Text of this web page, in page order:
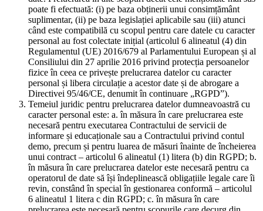
poate fi efectuată: (i) pe baza obținerii unui consimțământ
suplimentar, (ii) pe baza legislației aplicabile sau (iii) atunci
când este compatibilă cu scopul pentru care datele cu caracter
personal au fost colectate inițial (articolul 6 alineatul (4) din
Regulamentul (UE) 2016/679 al Parlamentului European și al
Consiliului din 27 aprilie 2016 privind protecția persoanelor
fizice în ceea ce privește prelucrarea datelor cu caracter
personal și libera circulație a acestor date și de abrogare a
Directivei 95/46/CE, denumit în continuare „RGPD”).
Temeiul juridic pentru prelucrarea datelor dumneavoastră cu
caracter personal este: a. în măsura în care prelucrarea este
necesară pentru executarea Contractului de servicii de
informare și educaționale sau a Contractului privind contul
demo, precum și pentru luarea de măsuri înainte de încheierea
unui contract – articolul 6 alineatul (1) litera (b) din RGPD; b.
în măsura în care prelucrarea datelor este necesară pentru ca
operatorul de date să își îndeplinească obligațiile legale care îi
revin, constând în special în gestionarea conformă – articolul
6 alineatul 1 litera c din RGPD; c. în măsura în care